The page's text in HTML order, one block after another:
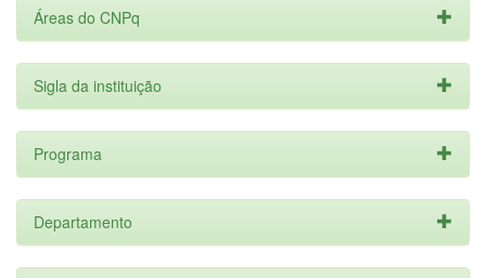
Áreas do CNPq
Sigla da instituição
Programa
Departamento